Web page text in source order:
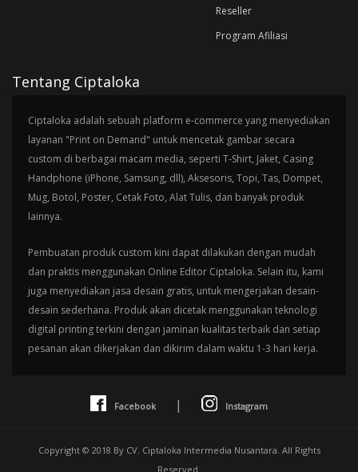
Reseller
Program Afiliasi
Tentang Ciptaloka
Ciptaloka adalah sebuah platform e-commerce yang menyediakan
layanan "Print on Demand" untuk mencetak gambar secara
custom di berbagai macam media, seperti T-Shirt, Jaket, Casing
Handphone (iPhone, Samsung, dll), Aksesoris, Topi, Tas, Dompet,
Mug, Botol, Poster, Cetak Foto, Alat Tulis, dan banyak produk
lainnya.
Pembuatan produk custom kini dapat dilakukan dengan mudah
dan praktis menggunakan Online Editor Ciptaloka. Selain itu, kami
juga menyediakan jasa desain gratis, untuk mengerjakan desain-
desain sederhana. Produk akan dicetak menggunakan teknologi
digital printing terkini dengan jaminan kualitas terbaik dan setiap
pesanan akan dikerjakan dan dikirim dalam waktu 1-3 hari kerja.
Facebook | Instagram
Copyright © 2018 By CV. Ciptaloka Intermedia Nusantara. All Rights
Reserved.